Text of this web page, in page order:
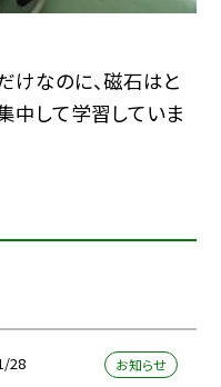
けなのに、磁石はと
中して学習していま
28 お知らせ